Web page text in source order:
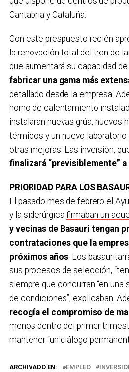
Cantabria y Cataluña.
Con este prespuesto recién
la renovación total del tren de
que aumentará su capacidad
fabricar una gama más
detallado desde la empresa.
horno de calentamiento
instalarán nuevas grúa, nuevos
térmicos y un nuevo
otras mejoras. Las inversión,
finalizará “previsiblemente” a
PRIORIDAD PARA LOS
El pasado mes de febrero el
y la siderúrgica firmaban un
y vecinas de Basauri tengan
contrataciones que la
próximos años. Los
sus procesos de selección,
siempre que concurran “en una
de condiciones”, explicaban.
recogía el compromiso de
menos dentro del primer
mantener “un diálogo
ARCHIVADO EN: EMPLEO